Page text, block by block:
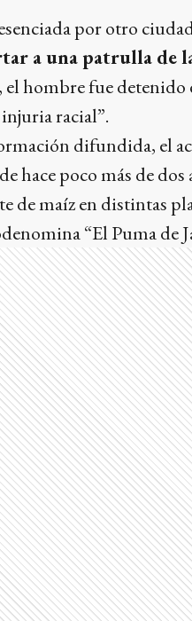
por otro
a una patrulla de
hombre fue
racial”.
difundida, el
hace poco más de
de maíz en distintas
“El Puma de